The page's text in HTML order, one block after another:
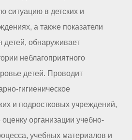
ситуацию в детских и
а также показатели
детей, обнаруживает
неблагоприятного
детей. Проводит
гигиеническое
и подростковых учреждений,
оценку организации учебно-
учебных материалов и